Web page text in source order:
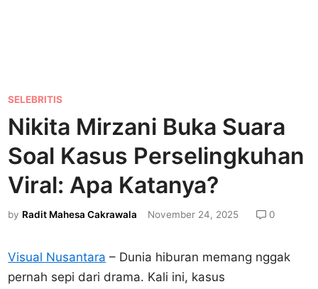
P
o
s
t
e
d
i
SELEBRITIS
Nikita Mirzani Buka Suara
Soal Kasus Perselingkuhan
Viral: Apa Katanya?
by Radit Mahesa Cakrawala November 24, 2025 0
Visual Nusantara – Dunia hiburan memang nggak
pernah sepi dari drama. Kali ini, kasus